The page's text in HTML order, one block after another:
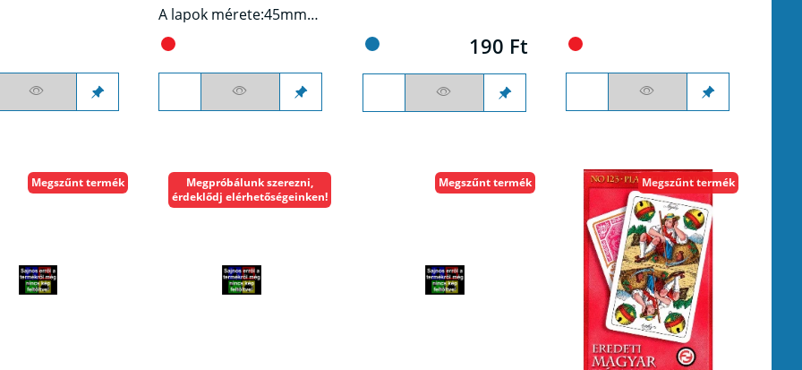
A lapok mérete:45mmx67mm
190 Ft
Megszűnt termék
Megpróbálunk szerezni,
érdeklődj elérhetőségeinken!
Megszűnt termék Megszűnt termék